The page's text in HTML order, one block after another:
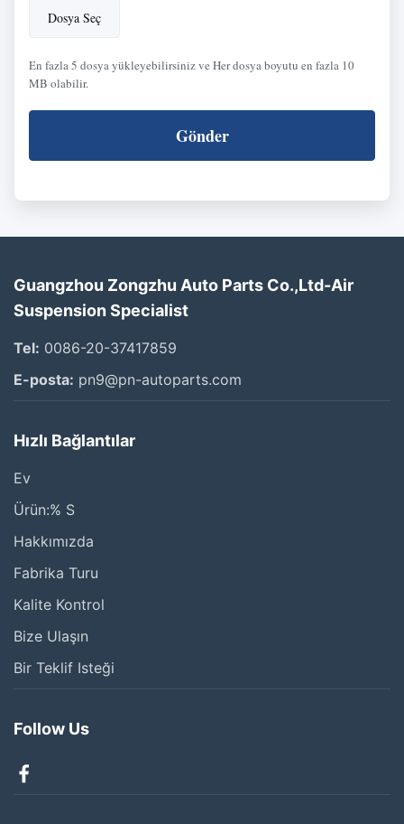
Dosya Seç
En fazla 5 dosya yükleyebilirsiniz ve Her dosya boyutu en fazla 10
MB olabilir.
Gönder
Guangzhou Zongzhu Auto Parts Co.,Ltd-Air
Suspension Specialist
Tel: 0086-20-37417859
E-posta: pn9@pn-autoparts.com
Hızlı Bağlantılar
Ev
Ürün:% S
Hakkımızda
Fabrika Turu
Kalite Kontrol
Bize Ulaşın
Bir Teklif Isteği
Follow Us